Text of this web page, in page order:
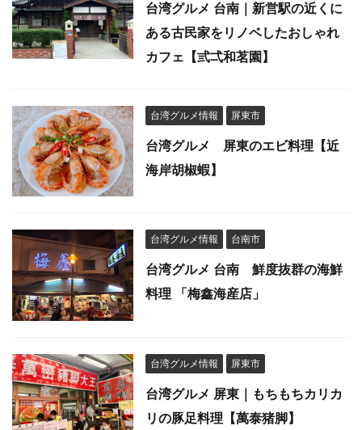
台湾グルメ 台南｜新営駅の近くに
ある古民家をリノベしたおしゃれ
カフェ【弎弌和茗園】
台湾グルメ情報 屏東市
台湾グルメ 屏東のエビ料理【近
海岸胡椒蝦】
台湾グルメ情報 台南市
台湾グルメ 台南 鮮度抜群の海鮮
料理 「梅鑫海産店」
台湾グルメ情報 屏東市
台湾グルメ 屏東｜もちもちカリカ
リの豚足料理【萬泰猪脚】